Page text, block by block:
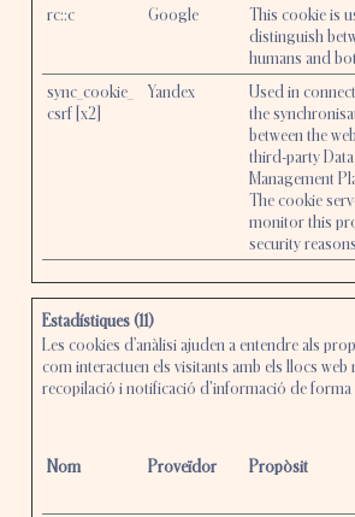
rc::c Google
This cookie is
distinguish
humans and
sync_cookie_
csrf [x2]
Yandex
Used in
the
between the
third-party Data
Management
The cookie
monitor this
security
Estadístiques (11)
Les cookies d’anàlisi ajuden a entendre als
com interactuen els visitants amb els llocs web
recopilació i notificació d'informació de forma
Nom Proveïdor Propòsit